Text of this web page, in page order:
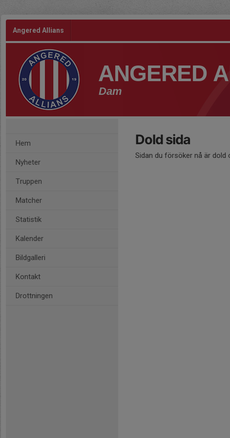
Angered Allians
ANGERED
Dam
Hem
Nyheter
Truppen
Matcher
Statistik
Kalender
Bildgalleri
Kontakt
Drottningen
Dold sida
Sidan du försöker nå är dold